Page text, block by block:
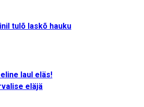
tulõ laskõ hauku
laul eläs!
eläjä